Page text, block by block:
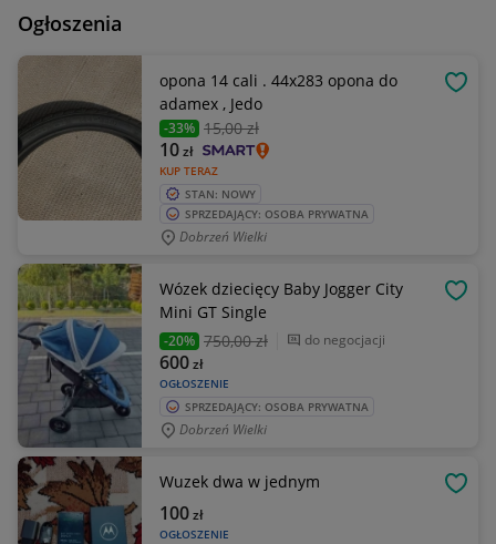
Ogłoszenia
opona 14 cali . 44x283 opona do
adamex , Jedo
-33% 15,00 zł
KUP TERAZ
10zł
STAN: NOWY
SPRZEDAJĄCY: OSOBA PRYWATNA
Dobrzeń Wielki
Wózek dziecięcy Baby Jogger City
Mini GT Single
-20% 750,00 zł do negocjacji
OGŁOSZENIE
600zł
SPRZEDAJĄCY: OSOBA PRYWATNA
Dobrzeń Wielki
Wuzek dwa w jednym
OGŁOSZENIE
100zł